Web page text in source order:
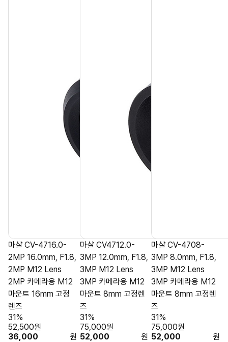
마샬 CV-4716.0-
2MP 16.0mm, F1.8,
2MP M12 Lens
2MP 카메라용 M12
마운트 16mm 고정
렌즈
36,000 원
52,500원
31%
마샬 CV4712.0-
3MP 12.0mm, F1.8,
3MP M12 Lens
3MP 카메라용 M12
마운트 8mm 고정렌
즈
52,000 원
75,000원
31%
마샬 CV-4708-
3MP 8.0mm, F1.8,
3MP M12 Lens
3MP 카메라용 M12
마운트 8mm 고정렌
즈
52,000 원
75,000원
31%